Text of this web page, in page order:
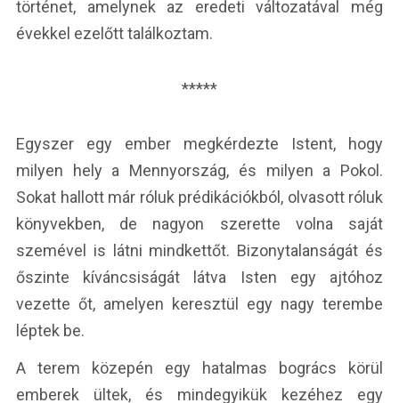
történet, amelynek az eredeti változatával még
évekkel ezelőtt találkoztam.
*****
Egyszer egy ember megkérdezte Istent, hogy
milyen hely a Mennyország, és milyen a Pokol.
Sokat hallott már róluk prédikációkból, olvasott róluk
könyvekben, de nagyon szerette volna saját
szemével is látni mindkettőt. Bizonytalanságát és
őszinte kíváncsiságát látva Isten egy ajtóhoz
vezette őt, amelyen keresztül egy nagy terembe
léptek be.
A terem közepén egy hatalmas bogrács körül
emberek ültek, és mindegyikük kezéhez egy